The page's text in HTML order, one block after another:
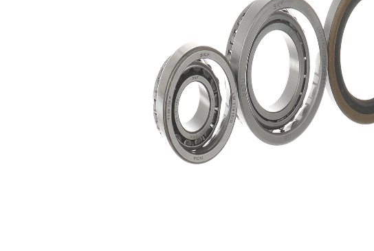
45,2
mm
59,1
mm
19 mm
31,7
mm
Produktlista
Artikelnummer Antal
SKF01152
1
SKF01215
1
SKF03457